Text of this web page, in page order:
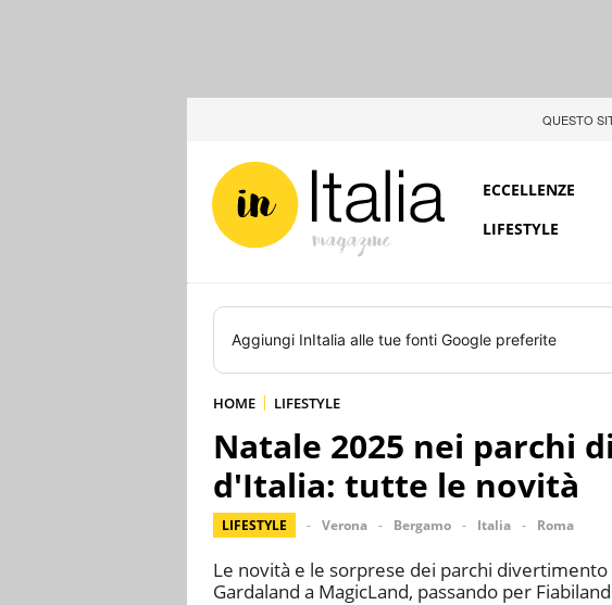
QUESTO
ECCELLENZE
LIFESTYLE
Aggiungi InItalia alle tue fonti Google preferite
HOME LIFESTYLE
Natale 2025 nei parchi
d'Italia: tutte le novità
LIFESTYLE Verona Bergamo Italia Roma
Le novità e le sorprese dei parchi
Gardaland a MagicLand, passando per